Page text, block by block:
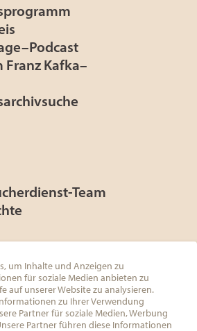
Franz Kafka–
Team
um Inhalte und Anzeigen zu
für soziale Medien anbieten zu
auf unserer Website zu analysieren.
zu Ihrer Verwendung
Partner für soziale Medien, Werbung
Partner führen diese Informationen